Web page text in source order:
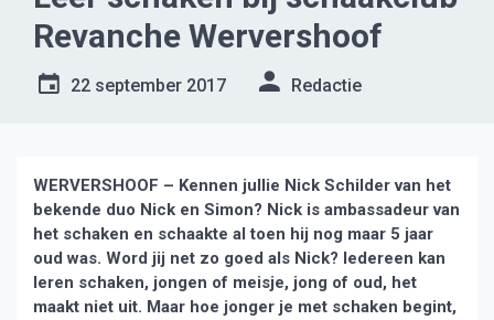
Revanche Wervershoof
22 september 2017 Redactie
WERVERSHOOF – Kennen jullie Nick Schilder van het
bekende duo Nick en Simon? Nick is ambassadeur van
het schaken en schaakte al toen hij nog maar 5 jaar
oud was. Word jij net zo goed als Nick? Iedereen kan
leren schaken, jongen of meisje, jong of oud, het
maakt niet uit. Maar hoe jonger je met schaken begint,